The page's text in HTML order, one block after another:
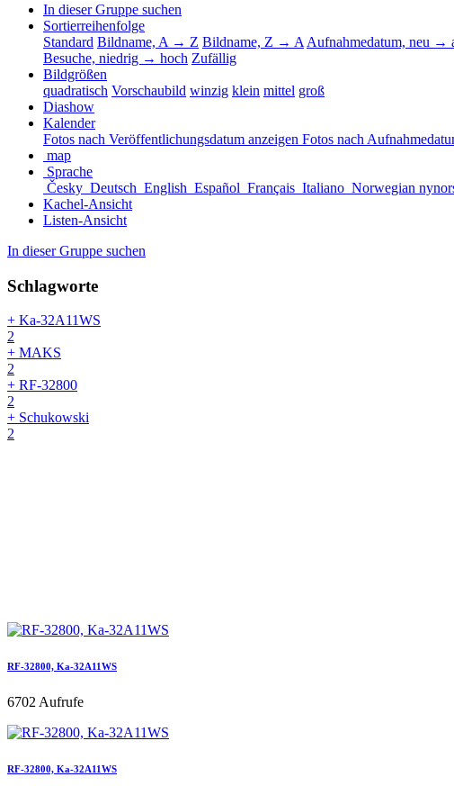
In dieser Gruppe suchen
Sortierreihenfolge
Standard Bildname, A → Z Bildname, Z → A Aufnahmedatum, neu →
Besuche, niedrig → hoch Zufällig
Bildgrößen
quadratisch Vorschaubild winzig klein mittel groß
Diashow
Kalender
Fotos nach Veröffentlichungsdatum anzeigen Fotos nach
map
Sprache
Česky Deutsch English Español Français Italiano Norwegian
Kachel-Ansicht
Listen-Ansicht
In dieser Gruppe suchen
Schlagworte
+ Ka-32A11WS
2
+ MAKS
2
+ RF-32800
2
+ Schukowski
2
RF-32800, Ka-32A11WS
6702 Aufrufe
RF-32800, Ka-32A11WS